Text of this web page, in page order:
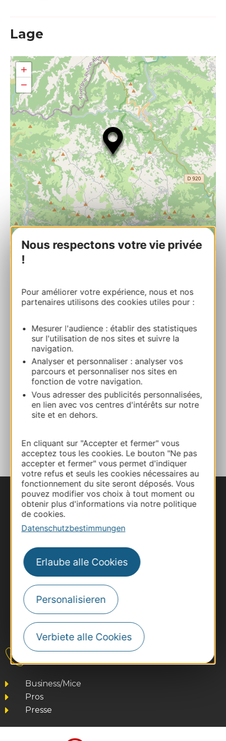
Nous respectons votre vie privée
!
Pour améliorer votre expérience, nous et nos
partenaires utilisons des cookies utiles pour :
Mesurer l'audience : établir des statistiques
sur l'utilisation de nos sites et suivre la
navigation.
Analyser et personnaliser : analyser vos
parcours et personnaliser nos sites en
fonction de votre navigation.
Vous adresser des publicités personnalisées,
en lien avec vos centres d'intérêts sur notre
site et en dehors.
En cliquant sur "Accepter et fermer" vous
acceptez tous les cookies. Le bouton "Ne pas
accepter et fermer" vous permet d'indiquer
votre refus et seuls les cookies nécessaires au
fonctionnement du site seront déposés. Vous
pouvez modifier vos choix à tout moment ou
obtenir plus d'informations via notre politique
de cookies.
Datenschutzbestimmungen
Erlaube alle Cookies
Personalisieren
Verbiete alle Cookies
Lage
+
−
Le Clapadou
2055 chemin de la Croix du TruelLe Soulié
Route & Zugang
+33749597584
E-mail
#VoyageOccitanie
Business/Mice
Pros
Presse